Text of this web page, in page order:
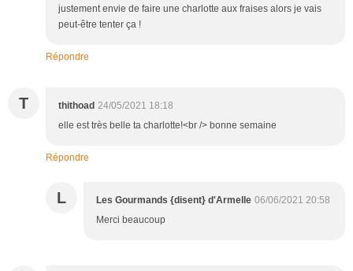
justement envie de faire une charlotte aux fraises alors je vais
peut-être tenter ça !
Répondre
T thithoad 24/05/2021 18:18
elle est très belle ta charlotte!<br /> bonne semaine
Répondre
L Les Gourmands {disent} d'Armelle 06/06/2021 20:58
Merci beaucoup